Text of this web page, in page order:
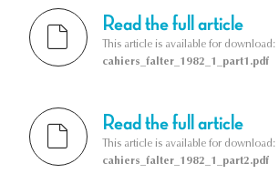
Read the full article
This article is available for download:
cahiers_falter_1982_1_part1.pdf
Read the full article
This article is available for download:
cahiers_falter_1982_1_part2.pdf